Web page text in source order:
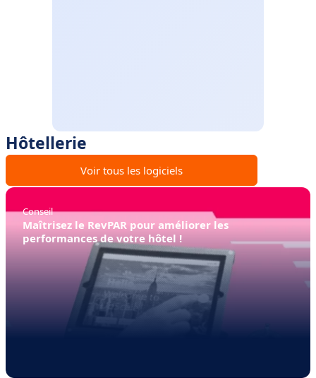
Hôtellerie
Voir tous les logiciels
Conseil
Maîtrisez le RevPAR pour améliorer les
performances de votre hôtel !